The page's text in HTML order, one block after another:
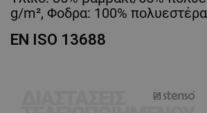
g/m², Φοδρα: 100%
EN ISO 13688